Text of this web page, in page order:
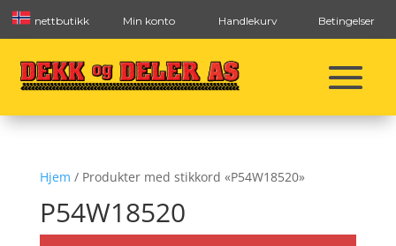
nettbutikk Min konto Handlekurv Betingelser
Hjem / Produkter med stikkord «P54W18520»
P54W18520